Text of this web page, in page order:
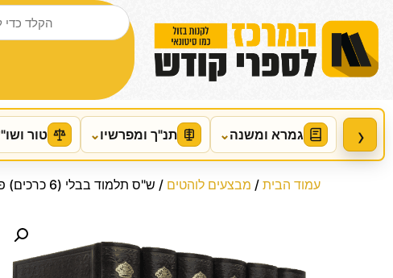
גמרא ומשנה⌄ תנ"ך ומפרשיו⌄ טור ›
עמוד הבית / מבצעים לוהטים / ש"ס תלמוד בבלי (6 כרכים) פנינים מקוצר / עוז והדר